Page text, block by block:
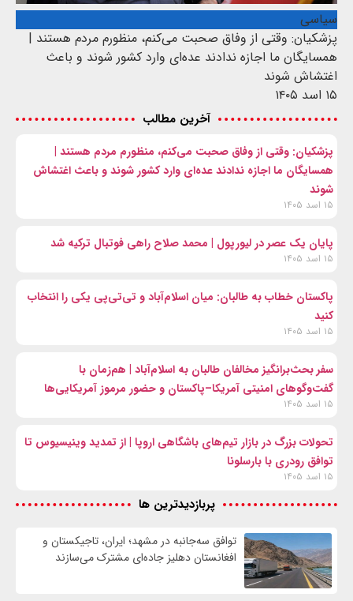
سیاسی
پزشکیان: وقتی از وفاق صحبت می‌کنم، منظورم مردم هستند |
همسایگان ما اجازه ندادند عده‌ای وارد کشور شوند و باعث
اغتشاش شوند
۱۵ اسد ۱۴۰۵
آخرین مطالب
پزشکیان: وقتی از وفاق صحبت می‌کنم، منظورم مردم هستند |
همسایگان ما اجازه ندادند عده‌ای وارد کشور شوند و باعث اغتشاش
شوند
۱۵ اسد ۱۴۰۵
پایان یک عصر در لیورپول | محمد صلاح راهی فوتبال ترکیه شد
۱۵ اسد ۱۴۰۵
پاکستان خطاب به طالبان: میان اسلام‌آباد و تی‌تی‌پی یکی را انتخاب
کنید
۱۵ اسد ۱۴۰۵
سفر بحث‌برانگیز مخالفان طالبان به اسلام‌آباد | هم‌زمان با
گفت‌وگوهای امنیتی آمریکا–پاکستان و حضور مرموز آمریکایی‌ها
۱۵ اسد ۱۴۰۵
تحولات بزرگ در بازار تیم‌های باشگاهی اروپا | از تمدید وینیسیوس تا
توافق رودری با بارسلونا
۱۵ اسد ۱۴۰۵
پربازدیدترین ها
توافق سه‌جانبه در مشهد؛ ایران، تاجیکستان و
افغانستان دهلیز جاده‌ای مشترک می‌سازند